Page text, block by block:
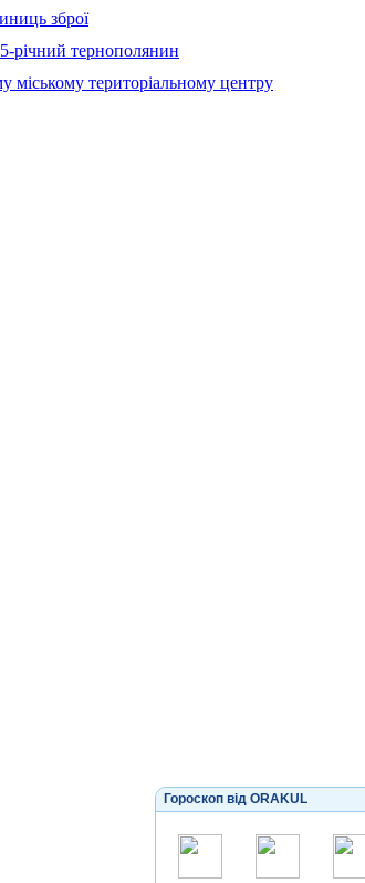
зброї
річний тернополянин
міському територіальному центру
Гороскоп від ORAKUL